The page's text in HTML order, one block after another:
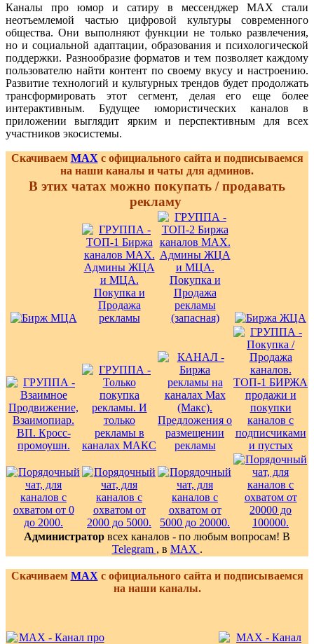
Каналы про юмор и сатиру в мессенджер MAX стали
неотъемлемой частью цифровой культуры современного
общества. Они выполняют функции не только развлечения,
но и социальной адаптации, образования и психологической
поддержки. Разнообразие форматов и тем позволяет каждому
пользователю найти контент по своему вкусу и настроению.
Развитие технологий и культурных трендов будет продолжать
трансформировать этот сегмент, делая его еще более
интерактивным. Будущее юмористических каналов в
приложении выглядит ярким и перспективным для всех
участников экосистемы.
Скачиваем MAX с официального сайта и подписываемся
на наши каналы и чаты для админов.
В этих чатах можно покупать / продавать
рекламу
Администратор всех каналов - по любым вопросам! В
Telegram , в MAX .
Скачиваем MAX с официального сайта и подписываемся
на наши каналы.